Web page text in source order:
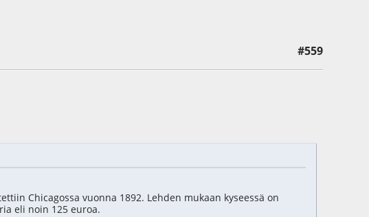
#559
Chicagossa vuonna 1892. Lehden mukaan kyseessä on
eli noin 125 euroa.